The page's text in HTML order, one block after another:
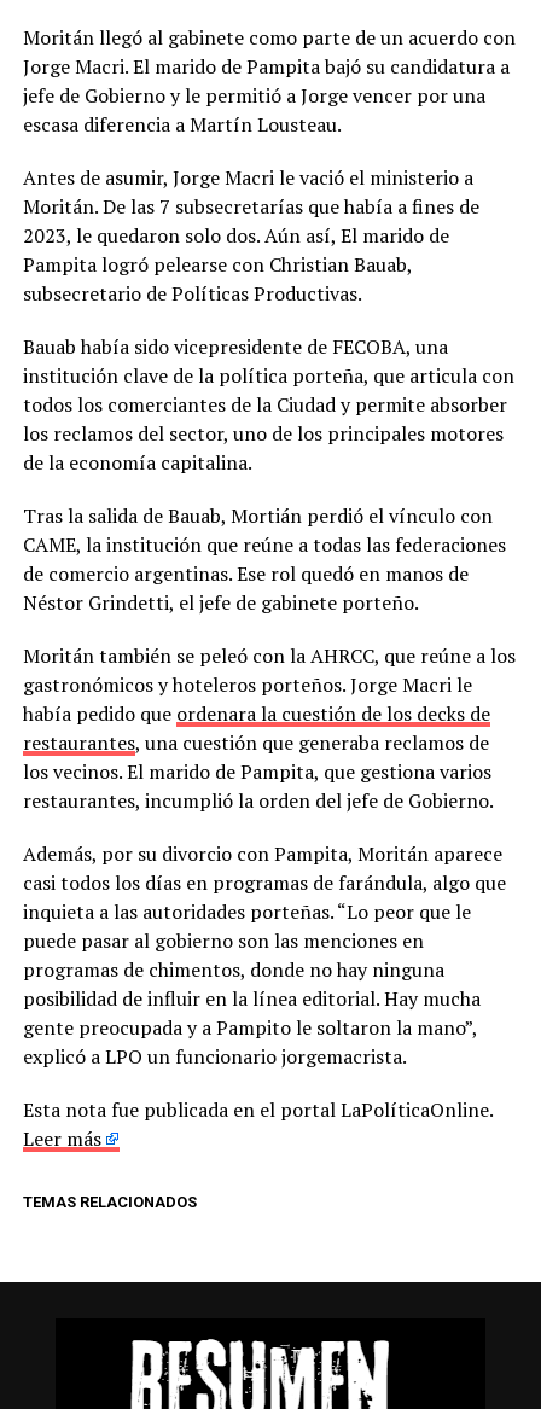
Moritán llegó al gabinete como parte de un acuerdo con
Jorge Macri. El marido de Pampita bajó su candidatura a
jefe de Gobierno y le permitió a Jorge vencer por una
escasa diferencia a Martín Lousteau.
Antes de asumir, Jorge Macri le vació el ministerio a
Moritán. De las 7 subsecretarías que había a fines de
2023, le quedaron solo dos. Aún así, El marido de
Pampita logró pelearse con Christian Bauab,
subsecretario de Políticas Productivas.
Bauab había sido vicepresidente de FECOBA, una
institución clave de la política porteña, que articula con
todos los comerciantes de la Ciudad y permite absorber
los reclamos del sector, uno de los principales motores
de la economía capitalina.
Tras la salida de Bauab, Mortián perdió el vínculo con
CAME, la institución que reúne a todas las federaciones
de comercio argentinas. Ese rol quedó en manos de
Néstor Grindetti, el jefe de gabinete porteño.
Moritán también se peleó con la AHRCC, que reúne a los
gastronómicos y hoteleros porteños. Jorge Macri le
había pedido que ordenara la cuestión de los decks de
restaurantes, una cuestión que generaba reclamos de
los vecinos. El marido de Pampita, que gestiona varios
restaurantes, incumplió la orden del jefe de Gobierno.
Además, por su divorcio con Pampita, Moritán aparece
casi todos los días en programas de farándula, algo que
inquieta a las autoridades porteñas. “Lo peor que le
puede pasar al gobierno son las menciones en
programas de chimentos, donde no hay ninguna
posibilidad de influir en la línea editorial. Hay mucha
gente preocupada y a Pampito le soltaron la mano”,
explicó a LPO un funcionario jorgemacrista.
Esta nota fue publicada en el portal LaPolíticaOnline.
Leer más
TEMAS RELACIONADOS